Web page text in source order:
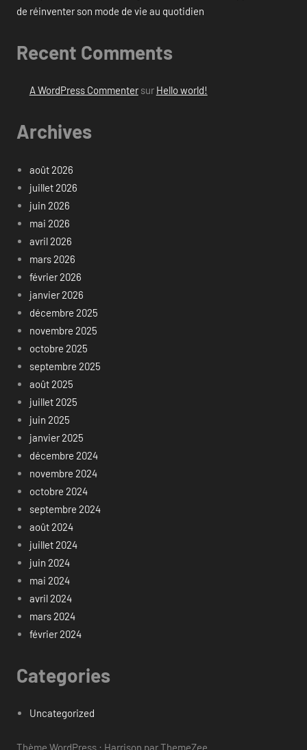
de réinventer son mode de vie au quotidien
Recent Comments
A WordPress Commentersur Hello world!
Archives
août 2026
juillet 2026
juin 2026
mai 2026
avril 2026
mars 2026
février 2026
janvier 2026
décembre 2025
novembre 2025
octobre 2025
septembre 2025
août 2025
juillet 2025
juin 2025
janvier 2025
décembre 2024
novembre 2024
octobre 2024
septembre 2024
août 2024
juillet 2024
juin 2024
mai 2024
avril 2024
mars 2024
février 2024
Categories
Uncategorized
Thème WordPress : Harrison par ThemeZee.